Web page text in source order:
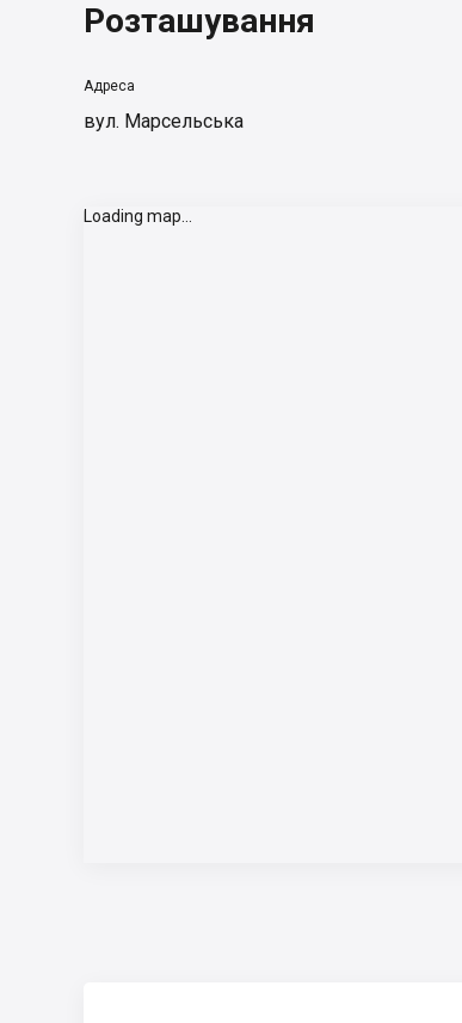
Розташування
Адреса
вул. Марсельська
Loading map...